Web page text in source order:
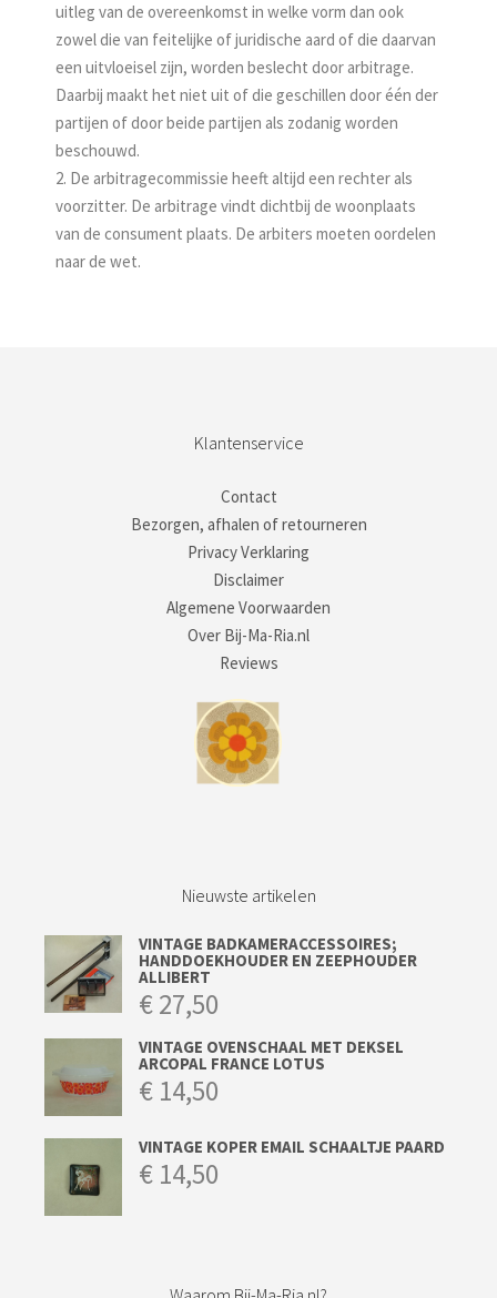
uitleg van de overeenkomst in welke vorm dan ook
zowel die van feitelijke of juridische aard of die daarvan
een uitvloeisel zijn, worden beslecht door arbitrage.
Daarbij maakt het niet uit of die geschillen door één der
partijen of door beide partijen als zodanig worden
beschouwd.
2. De arbitragecommissie heeft altijd een rechter als
voorzitter. De arbitrage vindt dichtbij de woonplaats
van de consument plaats. De arbiters moeten oordelen
naar de wet.
Klantenservice
Contact
Bezorgen, afhalen of retourneren
Privacy Verklaring
Disclaimer
Algemene Voorwaarden
Over Bij-Ma-Ria.nl
Reviews
Nieuwste artikelen
VINTAGE BADKAMERACCESSOIRES;
HANDDOEKHOUDER EN ZEEPHOUDER
ALLIBERT
€27,50
VINTAGE OVENSCHAAL MET DEKSEL
ARCOPAL FRANCE LOTUS
€ 14,50
VINTAGE KOPER EMAIL SCHAALTJE PAARD
€ 14,50